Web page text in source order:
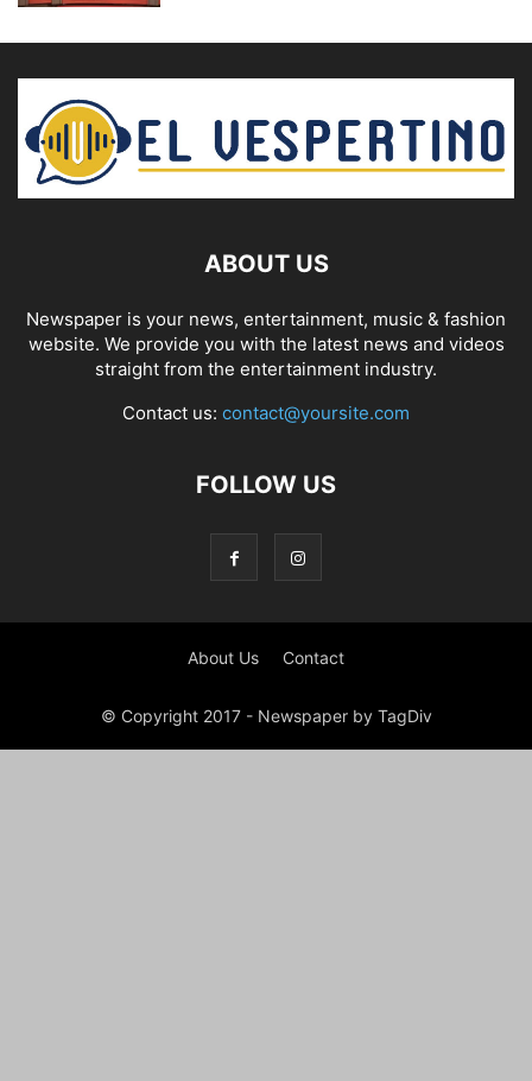
ABOUT US
Newspaper is your news, entertainment, music & fashion
website. We provide you with the latest news and videos
straight from the entertainment industry.
Contact us: contact@yoursite.com
FOLLOW US
About Us Contact
© Copyright 2017 - Newspaper by TagDiv